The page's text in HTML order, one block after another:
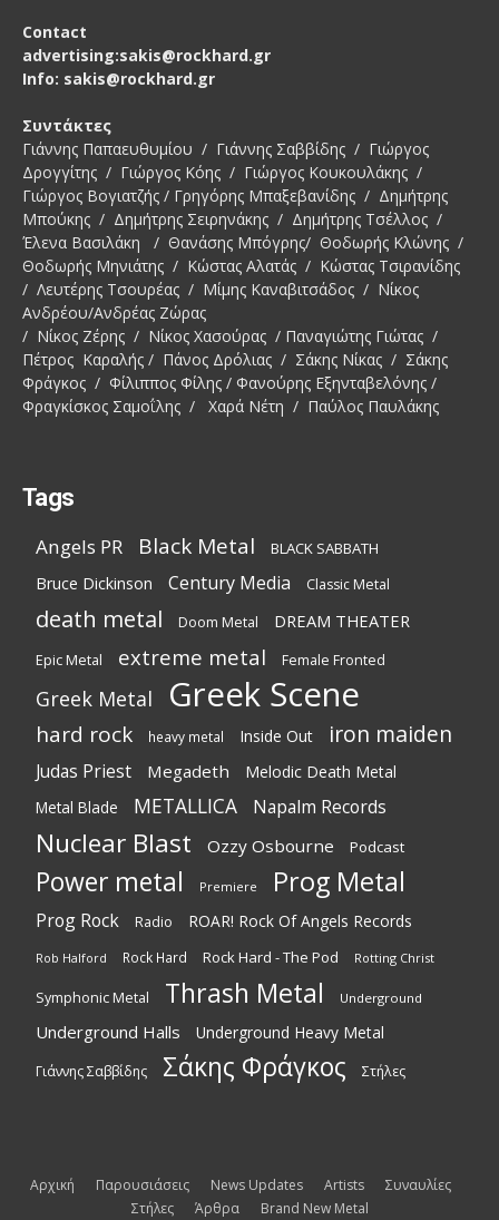
Contact
advertising:sakis@rockhard.gr
Info: sakis@rockhard.gr
Συντάκτες
Γιάννης Παπαευθυμίου / Γιάννης Σαββίδης / Γιώργος
Δρογγίτης / Γιώργος Κόης / Γιώργος Κουκουλάκης /
Γιώργος Βογιατζής / Γρηγόρης Μπαξεβανίδης / Δημήτρης
Μπούκης / Δημήτρης Σειρηνάκης / Δημήτρης Τσέλλος /
Έλενα Βασιλάκη / Θανάσης Μπόγρης/ Θοδωρής Κλώνης /
Θοδωρής Μηνιάτης / Κώστας Αλατάς / Κώστας Τσιρανίδης
/ Λευτέρης Τσουρέας / Μίμης Καναβιτσάδος / Νίκος
Ανδρέου/Ανδρέας Ζώρας
/ Νίκος Ζέρης / Νίκος Χασούρας / Παναγιώτης Γιώτας /
Πέτρος Καραλής / Πάνος Δρόλιας / Σάκης Νίκας / Σάκης
Φράγκος / Φίλιππος Φίλης / Φανούρης Εξηνταβελόνης /
Φραγκίσκος Σαμοΐλης / Χαρά Νέτη / Παύλος Παυλάκης
Tags
Angels PR Black Metal BLACK SABBATH
Bruce Dickinson Century Media Classic Metal
death metal Doom Metal DREAM THEATER
Epic Metal extreme metal Female Fronted
Greek Metal Greek Scene
hard rock heavy metal Inside Out iron maiden
Judas Priest Megadeth Melodic Death Metal
Metal Blade METALLICA Napalm Records
Nuclear Blast Ozzy Osbourne Podcast
Power metal Premiere Prog Metal
Prog Rock Radio ROAR! Rock Of Angels Records
Rob Halford Rock Hard Rock Hard - The Pod Rotting Christ
Symphonic Metal Thrash Metal Underground
Underground Halls Underground Heavy Metal
Γιάννης Σαββίδης Σάκης Φράγκος Στήλες
Αρχική Παρουσιάσεις News Updates Artists
Συναυλίες
Στήλες
Άρθρα Brand New Metal